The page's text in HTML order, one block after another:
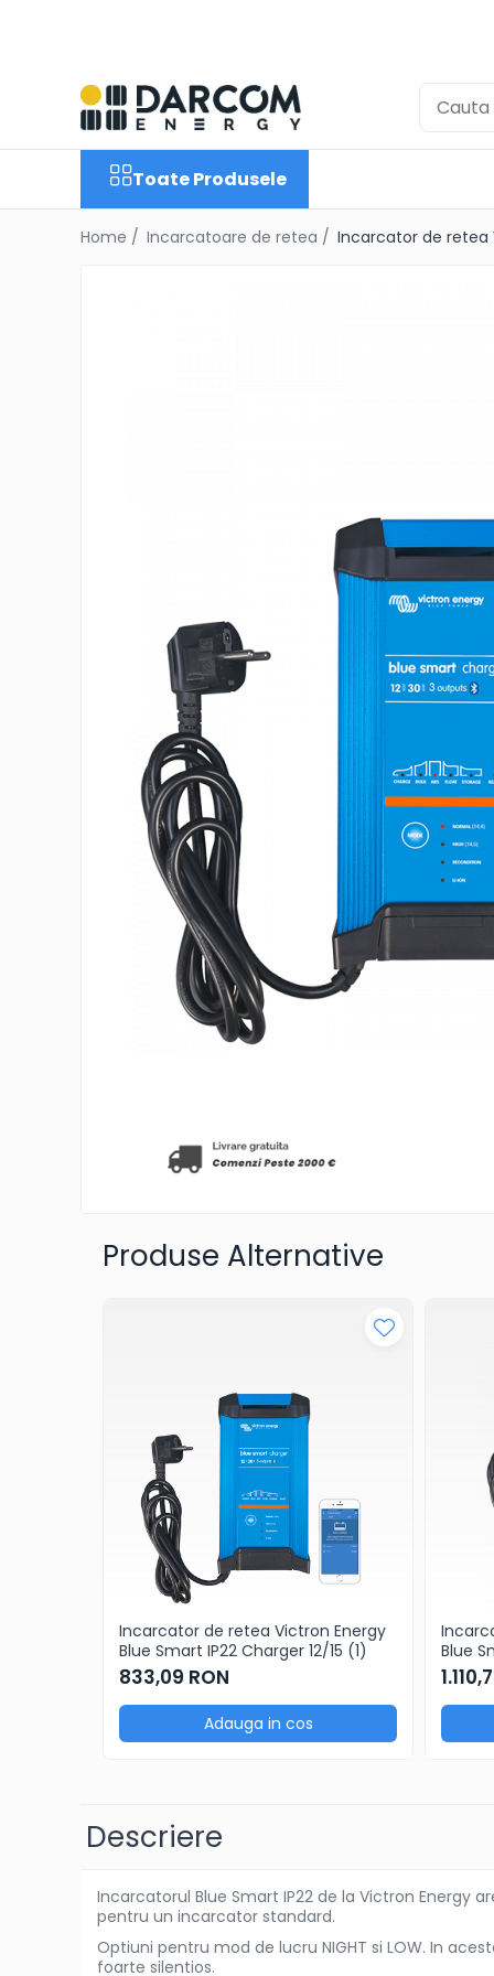
Automotive
Marine
Invertoare Hibrid
Convertoare DC-DC
Monitorizare Si Control
Protectii & Izolatoare Baterii
Incarcatoare De Retea
Statii De Incarcare
Structura BasicRail
Produse Resigilate
Toate Produsele
Home / Incarcatoare de retea / Incarcator de retea
Produse Alternative
Incarcator de retea Victron Energy
Blue Smart IP22 Charger 12/15 (1)
833,09 RON
Adauga in cos
Blue
Descriere
Incarcatorul Blue Smart IP22 de la Victron
pentru un incarcator standard.
Optiuni pentru mod de lucru NIGHT si LOW. In
foarte silentios.